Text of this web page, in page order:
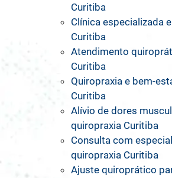
Curitiba
Clínica especializada
Curitiba
Atendimento
Curitiba
Quiropraxia e bem-
Curitiba
Alívio de dores
quiropraxia Curitiba
Consulta com
quiropraxia Curitiba
Ajuste quiroprático